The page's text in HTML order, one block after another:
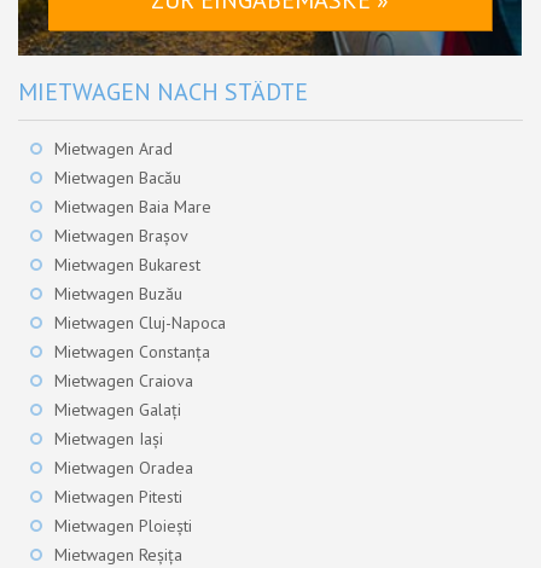
MIETWAGEN NACH STÄDTE
Mietwagen Arad
Mietwagen Bacău
Mietwagen Baia Mare
Mietwagen Brașov
Mietwagen Bukarest
Mietwagen Buzău
Mietwagen Cluj-Napoca
Mietwagen Constanța
Mietwagen Craiova
Mietwagen Galați
Mietwagen Iași
Mietwagen Oradea
Mietwagen Pitesti
Mietwagen Ploiești
Mietwagen Reșița